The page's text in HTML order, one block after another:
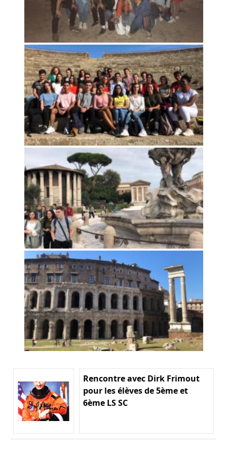
Rencontre avec Dirk Frimout
pour les élèves de 5ème et
6ème LS SC